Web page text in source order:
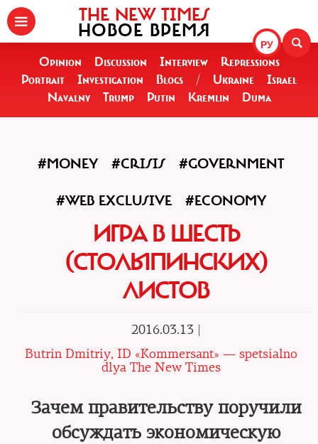
РУ
THE NEW TIMES
НОВОЕ ВРЕМЯ
Opinion Discussion Interview
Repressions
Portrait
Investigation Blogs / Ukraine
Israel
Navalny
Trump Putin Kremlin Duma
#MONEY #CRISIS #GOVERNMENT
#WEB EXCLUSIVE #ECONOMY
ИГРА В ШЕСТЬ
(СТОЛЫПИНСКИХ)
ЛИСТОВ
2016.03.13 |
Butrin Dmitriy, ID «Kommersant» — spetsialno
dlya The New Times
Зачем правительству поручили
обсуждать экономическую